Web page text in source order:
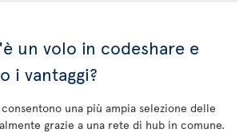
un volo in codeshare e
i vantaggi?
una più ampia selezione delle
grazie a una rete di hub in comune.